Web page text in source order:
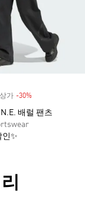
가 -30%
배럴 팬츠
인✨